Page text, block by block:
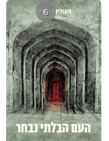
6